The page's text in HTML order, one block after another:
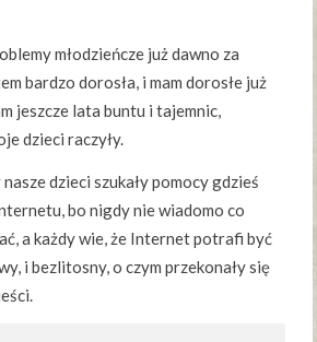
młodzieńcze już dawno za
bardzo dorosła, i mam dorosłe już
jeszcze lata buntu i tajemnic,
dzieci raczyły.
dzieci szukały pomocy gdzieś
bo nigdy nie wiadomo co
a każdy wie, że Internet potrafi być
i bezlitosny, o czym przekonały się